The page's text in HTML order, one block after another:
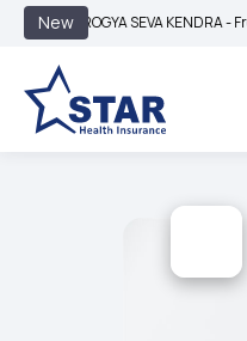
NewSEVA KENDRA - Free Health